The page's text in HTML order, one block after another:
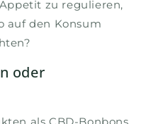
zu regulieren,
auf den Konsum
oder